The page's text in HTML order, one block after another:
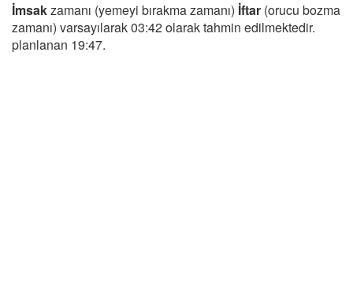
İmsakzamanı (yemeyi bırakma zamanı) İftar (orucu bozma
zamanı) varsayılarak 03:42 olarak tahmin edilmektedir.
planlanan 19:47.